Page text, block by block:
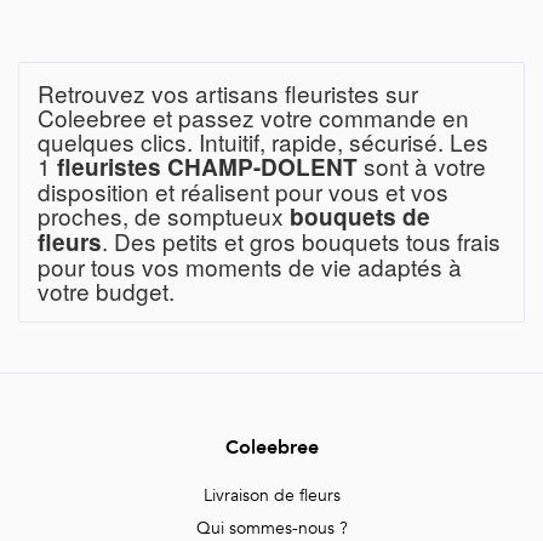
Retrouvez vos artisans fleuristes sur
Coleebree et passez votre commande en
quelques clics. Intuitif, rapide, sécurisé. Les
1 fleuristes CHAMP-DOLENTsont à votre
disposition et réalisent pour vous et vos
proches, de somptueux bouquets de
fleurs. Des petits et gros bouquets tous frais
pour tous vos moments de vie adaptés à
votre budget.
Coleebree
Livraison de fleurs
Qui sommes-nous ?